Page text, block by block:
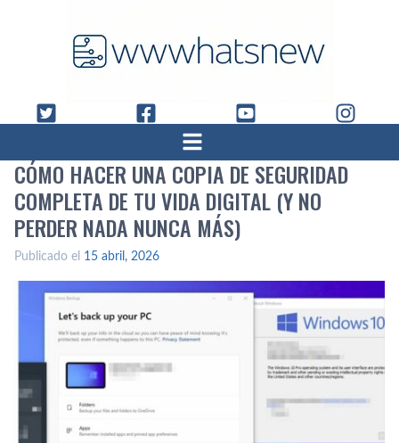
CÓMO HACER UNA COPIA DE SEGURIDAD
COMPLETA DE TU VIDA DIGITAL (Y NO
PERDER NADA NUNCA MÁS)
Publicado el 15 abril, 2026